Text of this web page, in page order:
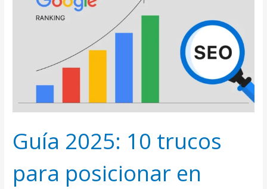
Guía 2025: 10 trucos
para posicionar en
trucos